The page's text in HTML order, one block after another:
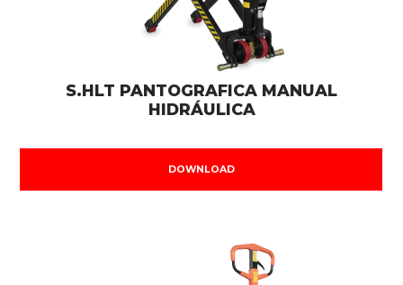
S.HLT PANTOGRAFICA MANUAL
HIDRÁULICA
DOWNLOAD